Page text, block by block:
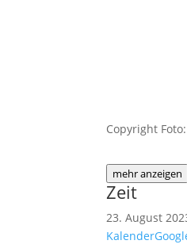
Copyright
mehr anzeigen
Zeit
23. August
Kalender